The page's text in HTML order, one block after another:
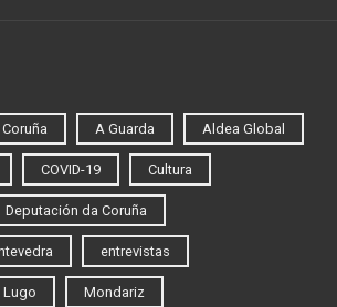
Coruña A Guarda Aldea Global
COVID-19 Cultura
Deputación da Coruña
entrevistas
Lugo Mondariz